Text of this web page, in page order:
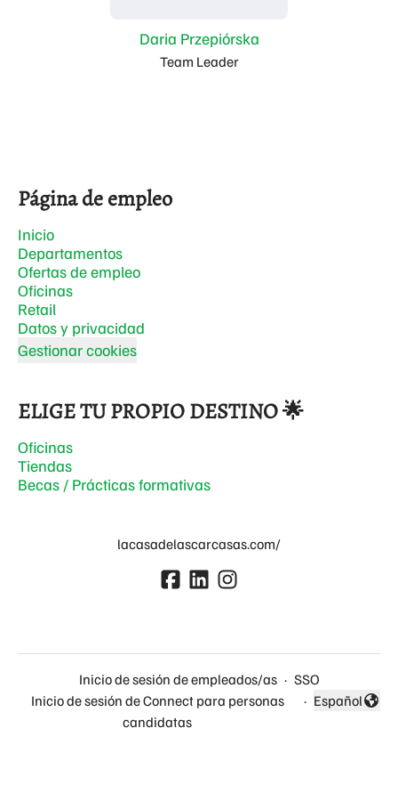
Daria Przepiórska
Team Leader
Página de empleo
Inicio
Departamentos
Ofertas de empleo
Oficinas
Retail
Datos y privacidad
Gestionar cookies
ELIGE TU PROPIO DESTINO 🌟
Oficinas
Tiendas
Becas / Prácticas formativas
lacasadelascarcasas.com/
Inicio de sesión de empleados/as · SSO
Inicio de sesión de Connect para personas
candidatas
·
Cambiar
Español